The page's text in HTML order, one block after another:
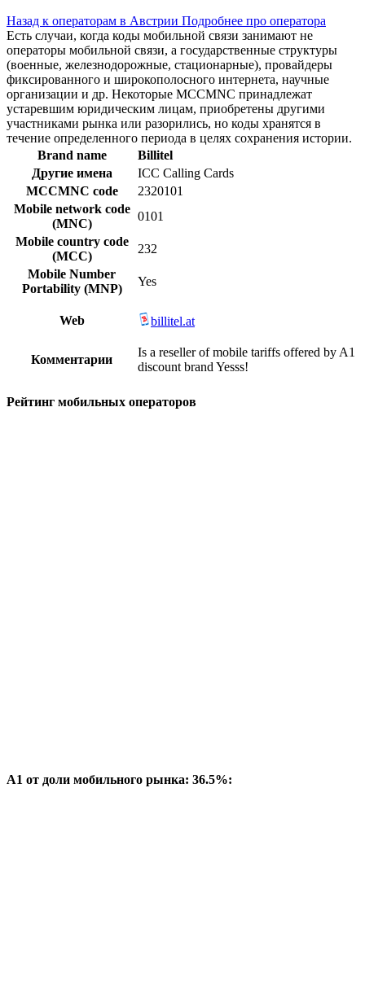
Назад к операторам в Австрии Подробнее про оператора
Есть случаи, когда коды мобильной связи занимают не
операторы мобильной связи, а государственные структуры
(военные, железнодорожные, стационарные), провайдеры
фиксированного и широкополосного интернета, научные
организации и др. Некоторые MCCMNC принадлежат
устаревшим юридическим лицам, приобретены другими
участниками рынка или разорились, но коды хранятся в
течение определенного периода в целях сохранения истории.
Brand name
Billitel
Другие имена
ICC Calling Cards
MCCMNC code
2320101
Mobile network code
(MNC)
0101
Mobile country code
(MCC)
232
Mobile Number
Portability (MNP)
Yes
Web billitel.at
Комментарии
Is a reseller of mobile tariffs offered by A1
discount brand Yesss!
Рейтинг мобильных операторов
A1 от доли мобильного рынка: 36.5%: